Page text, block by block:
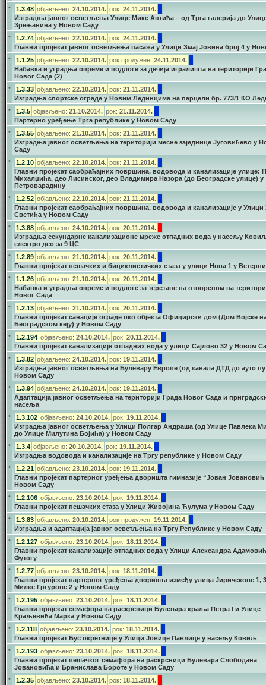
•
1.3.48 објављено: 24.10.2014. рок: 24.11.2014.
Изградња јавног осветљења Улице Мике Антића – од Трга галерија до
Зрењанина у Новом Саду
•
1.2.74 објављено: 22.10.2014. рок: 24.11.2014.
Главни пројекат јавног осветљења пасажа у Улици Змај Јовина број 4 у
•
1.1.25 објављено: 22.10.2014. рок продужен: 24.11.2014.
Набавка и уградња опреме и подлоге за дечија игралишта на територији
Новог Сада (2)
•
1.3.33 објављено: 22.10.2014. рок: 21.11.2014.
Изградња спортске ограде у Новим Лединцима на парцели бр. 773/1 КО
•
1.3.5 објављено: 21.10.2014. рок: 21.11.2014.
Партерно уређење Трга републике у Новом Саду
•
1.3.55 објављено: 21.10.2014. рок: 21.11.2014.
Изградња јавног осветљења на територији месне заједнице Југовићево у
Саду
•
1.2.10 објављено: 22.10.2014. рок: 21.11.2014.
Главни пројекат саобраћајних површина, водовода и канализације улице:
Михалџића, део Лисинског, део Владимира Назора (до Београдске улице) у
Петроварадину
•
1.2.52 објављено: 22.10.2014. рок: 21.11.2014.
Главни пројекат саобраћајних површина, водовода и канализације у Улици
Светића у Новом Саду
•
1.3.88 објављено: 24.10.2014. рок: 20.11.2014.
Изградња секундарне канализационе мреже отпадних вода у насељу
електро део за 9 ЦС
•
1.2.89 објављено: 21.10.2014. рок: 20.11.2014.
Главни пројекат пешачких и бициклистичких стаза у улици Нова 1 у
•
1.1.26 објављено: 21.10.2014. рок: 20.11.2014.
Набавка и уградња опреме и подлоге за теретане на отвореном на
Новог Сада
•
1.2.13 објављено: 21.10.2014. рок: 20.11.2014.
Главни пројекат санације ограде око објекта Официрски дом (Дом Војске
Београдском кеју) у Новом Саду
•
1.2.194 објављено: 24.10.2014. рок: 20.11.2014.
Главни пројекат канализације отпадних вода у улици Сајлово 32 у Новом
•
1.3.82 објављено: 24.10.2014. рок: 19.11.2014.
Изградња јавног осветљења на Булевару Европе (од канала ДТД до ауто
Новом Саду
•
1.3.94 објављено: 24.10.2014. рок: 19.11.2014.
Адаптација јавног осветљења на територији Града Новог Сада и
насеља
•
1.3.102 објављено: 24.10.2014. рок: 19.11.2014.
Изградња јавног осветљења у Улици Полгар Андраша (од Улице Павлека
до Улице Милутина Бојића) у Новом Саду
•
1.3.4 објављено: 20.10.2014. рок: 19.11.2014.
Изградња водовода и канализације на Тргу републике у Новом Саду
•
1.2.21 објављено: 23.10.2014. рок: 19.11.2014.
Главни пројекат партерног уређења дворишта гимназије “Јован Јовановић
Новом Саду
•
1.2.106 објављено: 23.10.2014. рок: 19.11.2014.
Главни пројекат пешачких стаза у Улици Живојина Ћулума у Новом Саду
•
1.3.83 објављено: 20.10.2014. рок продужен: 19.11.2014.
Изградња и адаптација јавног осветљења на Тргу Републике у Новом Саду
•
1.2.127 објављено: 23.10.2014. рок: 18.11.2014.
Главни пројекат канализације отпадних вода у Улици Александра
Футогу
•
1.2.77 објављено: 23.10.2014. рок: 18.11.2014.
Главни пројекат партерног уређења дворишта између улица Јиричекове 1,
Милке Гргурове 2 у Новом Саду
•
1.2.195 објављено: 23.10.2014. рок: 18.11.2014.
Главни пројекат семафора на раскрсници Булевара краља Петра I и Улице
Краљевића Марка у Новом Саду
•
1.2.118 објављено: 23.10.2014. рок: 18.11.2014.
Главни пројекат Бус окретнице у Улици Јовице Павлице у насељу Ковиљ
•
1.2.193 објављено: 23.10.2014. рок: 18.11.2014.
Главни пројекат пешачког семафора на раскрсници Булевара Слободана
Јовановића и Бранислава Бороте у Новом Саду
•
1.2.35 објављено: 23.10.2014. рок: 18.11.2014.